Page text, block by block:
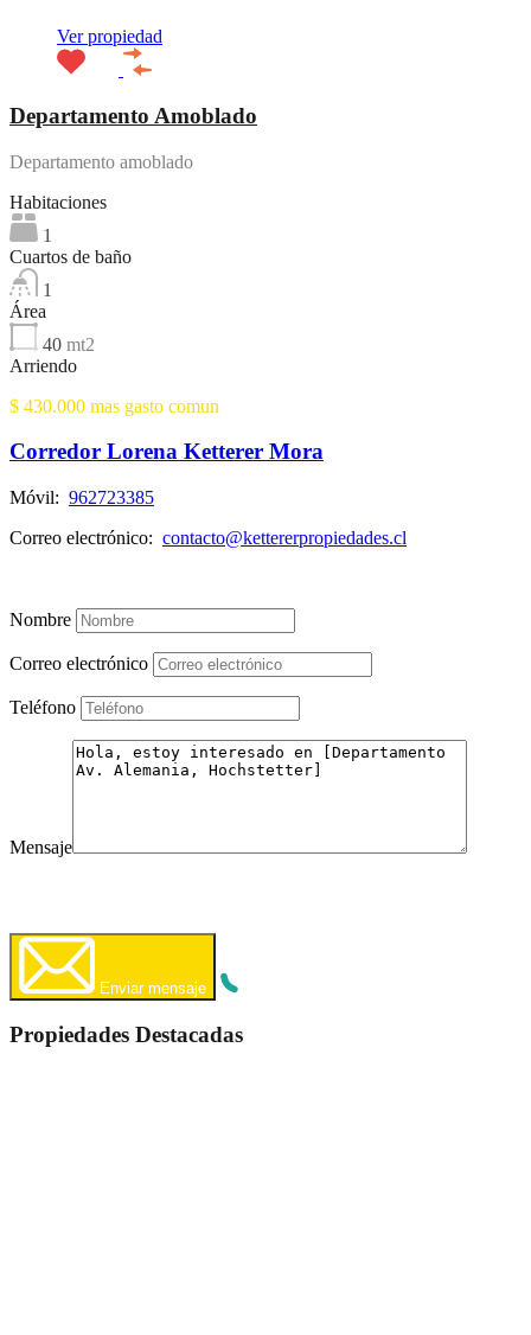
Ver propiedad
Departamento Amoblado
Departamento amoblado
Habitaciones
1
Cuartos de baño
1
Área
40 mt2
Arriendo
$ 430.000 mas gasto comun
Corredor Lorena Ketterer Mora
Móvil: 962723385
Correo electrónico: contacto@kettererpropiedades.cl
Nombre
Correo electrónico
Teléfono
Mensaje
Enviar mensaje
Propiedades Destacadas